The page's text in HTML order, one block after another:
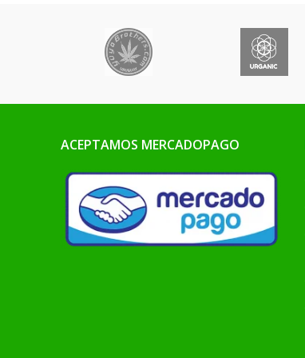
sobrevivir con éxito a las
primeras semanas del
periodo de crecimiento.
ACEPTAMOS MERCADOPAGO